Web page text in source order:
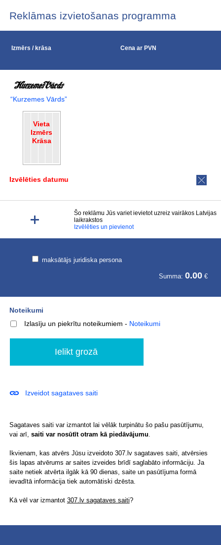
Reklāmas izvietošanas programma
Izmērs / krāsa Cena ar PVN
“Kurzemes Vārds”
Vieta
Izmērs
Krāsa
Izvēlēties datumu
Šo reklāmu Jūs variet ievietot uzreiz vairākos Latvijas
laikrakstos
Izvēlēties un pievienot
maksātājs juridiska persona
Summa: 0.00€
Noteikumi
Izlasīju un piekrītu noteikumiem - Noteikumi
Izveidot sagataves saiti
Sagataves saiti var izmantot lai vēlāk turpinātu šo pašu pasūtījumu,
vai arī, saiti var nosūtīt otram kā piedāvājumu
Ikvienam, kas atvērs Jūsu izveidoto 307.lv sagataves saiti, atvērsies
šis lapas atvērums ar saites izveides brīdī saglabāto informāciju. Ja
saite netiek atvērta ilgāk kā 90 dienas, saite un pasūtījuma formā
ievadītā informācija tiek automātiski dzēsta.
Kā vēl var izmantot 307.lv sagataves saiti?